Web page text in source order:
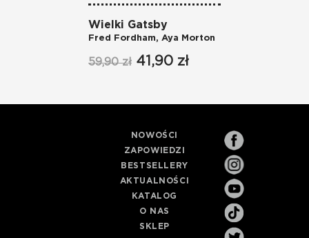
Wielki Gatsby
Fred Fordham, Aya Morton
59,90 zł 41,90 zł
NOWOŚCI
ZAPOWIEDZI
BESTSELLERY
AKTUALNOŚCI
KATALOG
O NAS
SKLEP